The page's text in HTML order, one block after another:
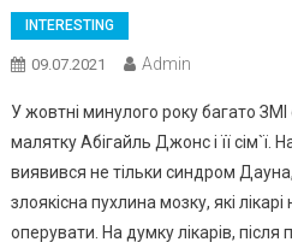
INTERESTING
09.07.2021 Admin
У жовтні минулого року багато ЗМІ
малятку Абігайль Джонс і її сім`ї.
виявився не тільки синдром
злоякісна пухлина мозку, які
оперувати. На думку лікарів, після